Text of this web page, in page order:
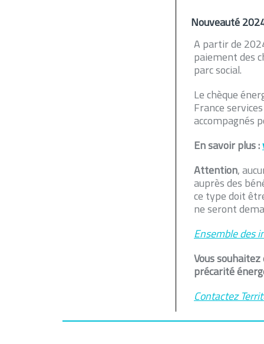
Nouveauté
A partir de
paiement des
parc social.
Le chèque
France
accompagnés
En savoir plus :
Attention,
auprès des
ce type doit
ne seront
Ensemble des
Vous
précarité
Contactez